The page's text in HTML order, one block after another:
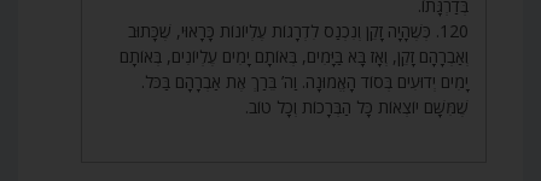
בְּדַרְגָּתוֹ.
120. כְּשֶׁהָיָה זָקֵן וְנִכְנַס לִדְרָגוֹת עֶלְיוֹנוֹת כָּרָאוּי, שֶׁכָּתוּב
וְאַבְרָהָם זָקֵן, וְאָז בָּא בַּיָּמִים, בְּאוֹתָם יָמִים עֶלְיוֹנִים, בְּאוֹתָם
יָמִים יְדוּעִים בְּסוֹד הָאֱמוּנָה. וַה’ בֵּרַךְ אֶת אַבְרָהָם בַּכֹּל.
שֶׁמִּשָּׁם יוֹצְאוֹת כָּל הַבְּרָכוֹת וְכָל טוֹב.